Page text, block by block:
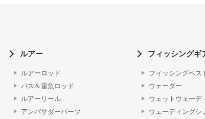
ルアー
ルアーロッド
バス＆雷魚ロッド
ルアーリール
アンバサダーパーツ
フィッシングギ
フィッシングベス
ウェーダー
ウェットウェーデ
ウェーディングシ